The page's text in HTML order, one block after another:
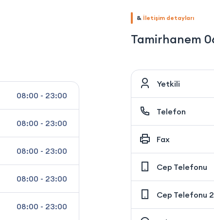
08:00 - 23:00
08:00 - 23:00
08:00 - 23:00
08:00 - 23:00
08:00 - 23:00
& İletişim detayları
Tamirhanem
Yetkili
Telefon
Fax
Cep Telefonu
Cep Telefonu 2